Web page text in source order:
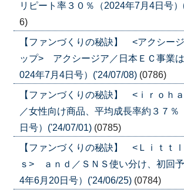
リピート率３０％（2024年7月4日号
6)
【ファンづくりの秘訣】 <アクシー
ップ> アクシージア／日本ＥＣ事業
024年7月4日号）('24/07/08) (0786)
【ファンづくりの秘訣】 <ｉｒｏｈ
／女性向け商品、平均成長率約３７％
日号）('24/07/01) (0785)
【ファンづくりの秘訣】 <Ｌｉｔｔ
ｓ> ａｎｄ／ＳＮＳ使い分け、初回
4年6月20日号）('24/06/25) (0784)